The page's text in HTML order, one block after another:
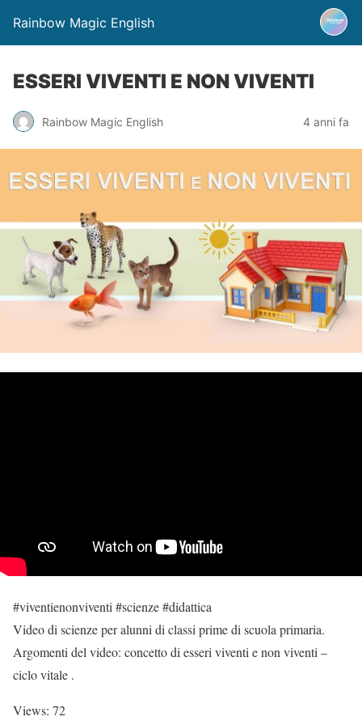
Rainbow Magic English
ESSERI VIVENTI E NON VIVENTI
Rainbow Magic English 4 anni fa
#viventienonviventi #scienze #didattica
Video di scienze per alunni di classi prime di scuola primaria.
Argomenti del video: concetto di esseri viventi e non viventi –
ciclo vitale .
Views: 72